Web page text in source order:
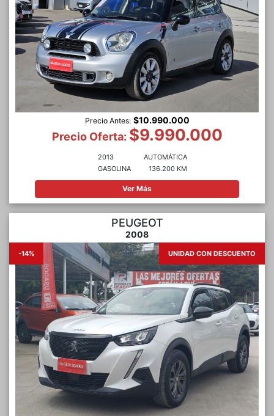
Precio Antes: $10.990.000
Precio Oferta: $9.990.000
2013
GASOLINA
AUTOMÁTICA
136.200 KM
Ver Más
PEUGEOT
2008
-14% UNIDAD CON DESCUENTO